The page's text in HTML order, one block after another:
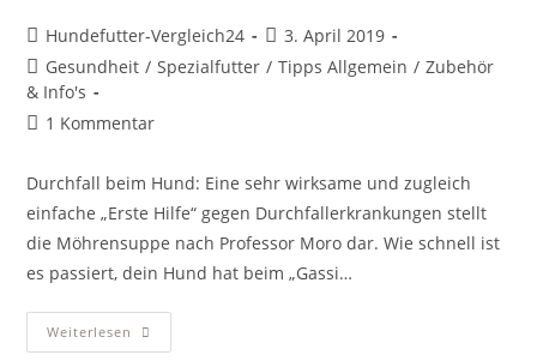
Beitrags-
Autor:
Hundefutter-Vergleich24
Beitrag
veröffentlicht:
3. April 2019
Beitrags-
Kategorie:
Gesundheit / Spezialfutter / Tipps Allgemein / Zubehör
& Info's
Beitrags-
1 Kommentar
Durchfall beim Hund: Eine sehr wirksame und zugleich
einfache „Erste Hilfe“ gegen Durchfallerkrankungen stellt
die Möhrensuppe nach Professor Moro dar. Wie schnell ist
es passiert, dein Hund hat beim „Gassi…
Weiterlesen Durchfall
Beim